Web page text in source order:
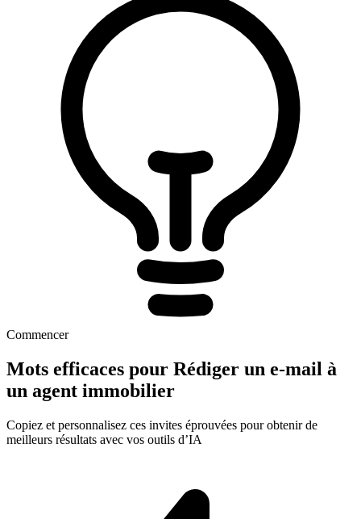
Commencer
Mots efficaces pour Rédiger un e-mail à
un agent immobilier
Copiez et personnalisez ces invites éprouvées pour obtenir de
meilleurs résultats avec vos outils d’IA